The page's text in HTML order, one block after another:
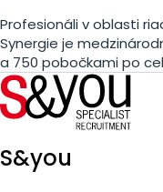
Profesionáli v oblasti
Synergie je
a 750 pobočkami po
S&you